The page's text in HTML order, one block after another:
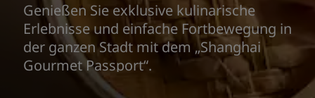
Genießen Sie exklusive kulinarische
Erlebnisse und einfache Fortbewegung in
der ganzen Stadt mit dem „Shanghai
Gourmet Passport“.